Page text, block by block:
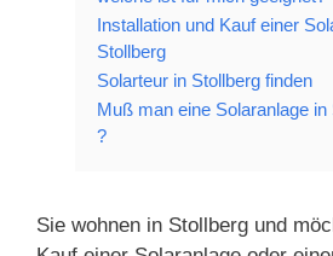
Installation und Kauf einer
Stollberg
Solarteur in Stollberg finden
Muß man eine Solaranlage
?
Sie wohnen in Stollberg und